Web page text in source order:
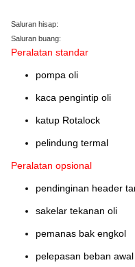
Saluran hisap:
Saluran buang:
Peralatan standar
pompa oli
kaca pengintip oli
katup Rotalock
pelindung termal
Peralatan opsional
pendinginan header
sakelar tekanan oli
pemanas bak engkol
pelepasan beban awal